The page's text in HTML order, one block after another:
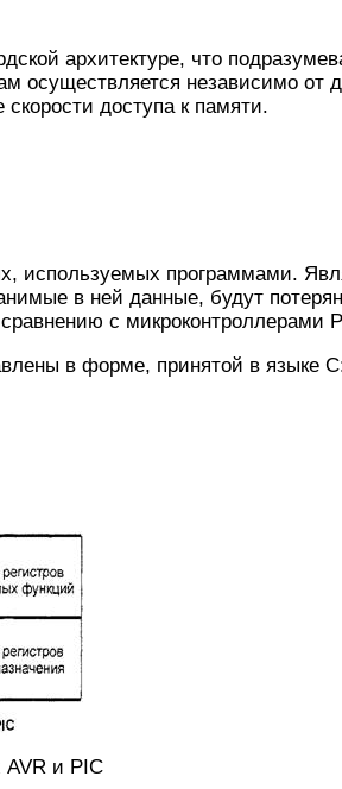
архитектуре, что
осуществляется независимо от
доступа к памяти.
используемых программами.
в ней данные, будут
с микроконтроллерами
в форме, принятой в языке
AVR и PIC